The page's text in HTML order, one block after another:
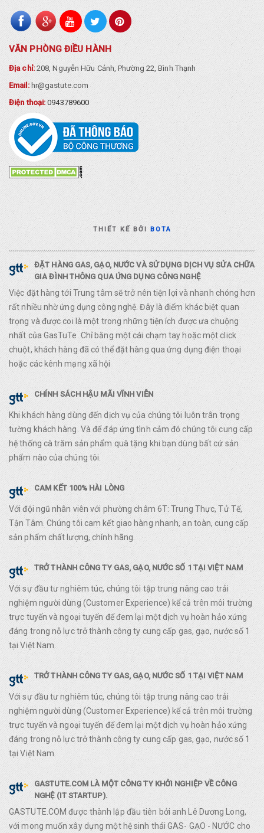
VĂN PHÒNG ĐIỀU HÀNH
Địa chỉ:208, Nguyễn Hữu Cảnh, Phường 22, Bình Thạnh
Email:hr@gastute.com
Điện thoại:0943789600
THIẾT KẾ BỞIBOTA
ĐẶT HÀNG GAS, GẠO, NƯỚC VÀ SỬ DỤNG DỊCH VỤ SỬA CHỮA
GIA ĐÌNH THÔNG QUA ỨNG DỤNG CÔNG NGHỆ
Việc đặt hàng tới Trung tâm sẽ trở nên tiện lợi và nhanh chóng hơn
rất nhiều nhờ ứng dụng công nghệ. Đây là điểm khác biệt quan
trọng và được coi là một trong những tiện ích được ưa chuộng
nhất của GasTuTe. Chỉ bằng một cái chạm tay hoặc một click
chuột, khách hàng đã có thể đặt hàng qua ứng dụng điện thoại
hoặc các kênh mạng xã hội
CHÍNH SÁCH HẬU MÃI VĨNH VIỄN
Khi khách hàng dùng đến dịch vụ của chúng tôi luôn trân trọng
tường khách hàng. Và để đáp ứng tình cảm đó chúng tôi cung cấp
hệ thống cà trăm sản phẩm quà tặng khi bạn dùng bất cứ sản
phẩm nào của chúng tôi.
CAM KẾT 100% HÀI LÒNG
Với đội ngũ nhân viên với phường châm 6T: Trung Thực, Tử Tế,
Tận Tâm. Chúng tôi cam kết giao hàng nhanh, an toàn, cung cấp
sản phẩm chất lượng, chính hãng.
TRỞ THÀNH CÔNG TY GAS, GẠO, NƯỚC SỐ 1 TẠI VIỆT NAM
Với sự đầu tư nghiêm túc, chúng tôi tập trung nâng cao trải
nghiệm người dùng (Customer Experience) kể cả trên môi trường
trực tuyến và ngoại tuyến để đem lại một dịch vụ hoàn hảo xứng
đáng trong nỗ lực trở thành công ty cung cấp gas, gạo, nước số 1
tại Việt Nam.
TRỞ THÀNH CÔNG TY GAS, GẠO, NƯỚC SỐ 1 TẠI VIỆT NAM
Với sự đầu tư nghiêm túc, chúng tôi tập trung nâng cao trải
nghiệm người dùng (Customer Experience) kể cả trên môi trường
trực tuyến và ngoại tuyến để đem lại một dịch vụ hoàn hảo xứng
đáng trong nỗ lực trở thành công ty cung cấp gas, gạo, nước số 1
tại Việt Nam.
GASTUTE.COM LÀ MỘT CÔNG TY KHỞI NGHIỆP VỀ CÔNG
NGHỆ (IT STARTUP).
GASTUTE.COM được thành lập đầu tiên bởi anh Lê Dương Long,
với mong muốn xây dựng một hệ sinh thái GAS- GẠO - NƯỚC cho